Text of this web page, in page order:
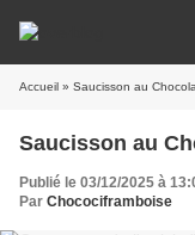
Accueil » Saucisson au
Saucisson au
Publié le 03/12/2025 à
Par Chocociframboise